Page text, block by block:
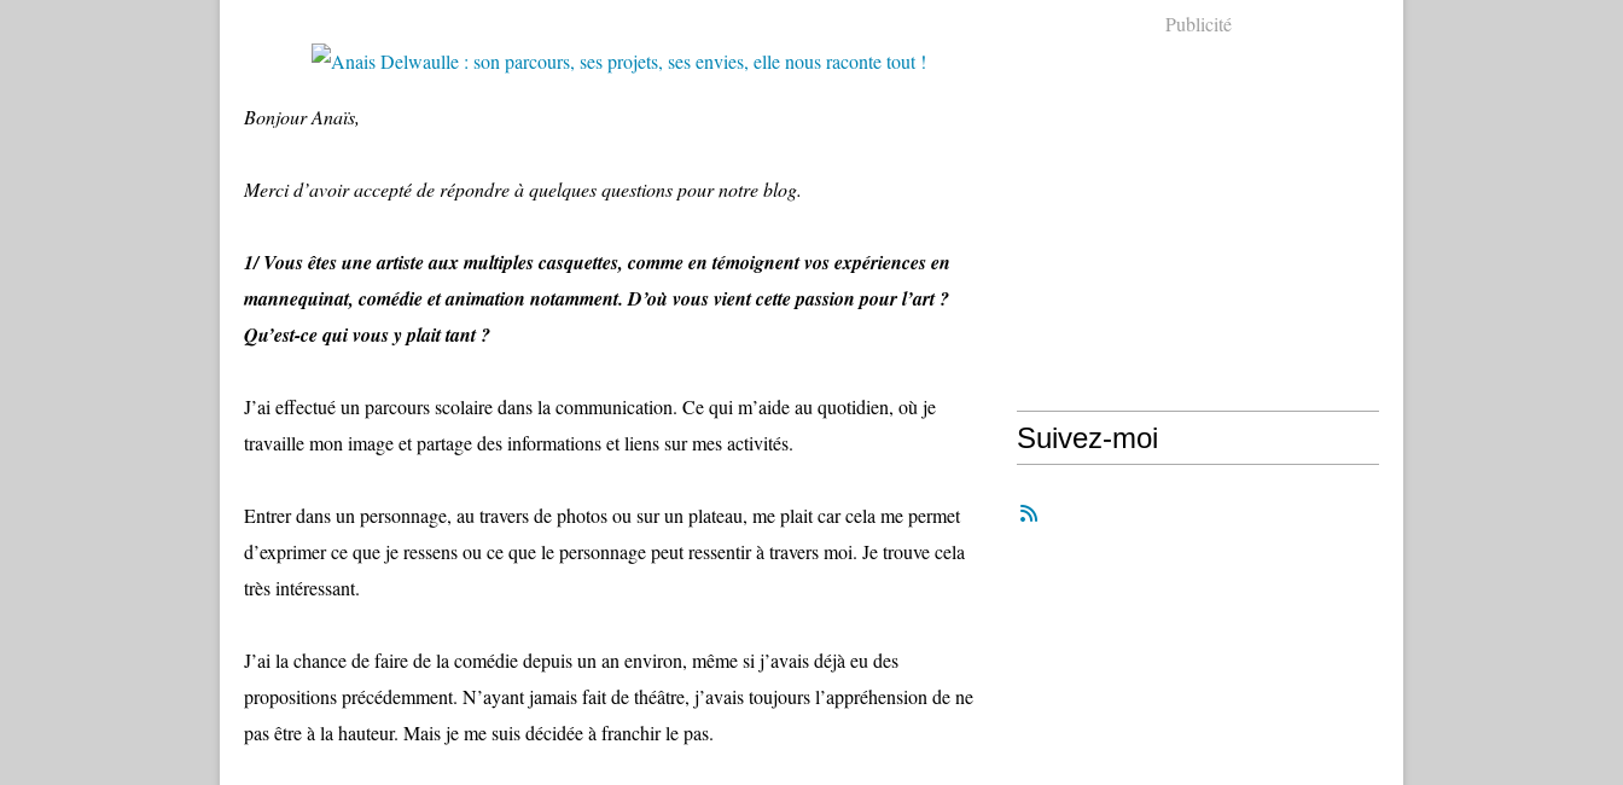
Bonjour Anaïs,
Merci d’avoir accepté de répondre à quelques questions pour notre blog.
1/ Vous êtes une artiste aux multiples casquettes, comme en témoignent vos expériences en
mannequinat, comédie et animation notamment. D’où vous vient cette passion pour l’art ?
Qu’est-ce qui vous y plait tant ?
J’ai effectué un parcours scolaire dans la communication. Ce qui m’aide au quotidien, où je
travaille mon image et partage des informations et liens sur mes activités.
Entrer dans un personnage, au travers de photos ou sur un plateau, me plait car cela me permet
d’exprimer ce que je ressens ou ce que le personnage peut ressentir à travers moi. Je trouve cela
très intéressant.
J’ai la chance de faire de la comédie depuis un an environ, même si j’avais déjà eu des
propositions précédemment. N’ayant jamais fait de théâtre, j’avais toujours l’appréhension de ne
pas être à la hauteur. Mais je me suis décidée à franchir le pas.
Publicité
Suivez-moi